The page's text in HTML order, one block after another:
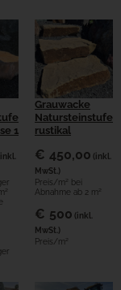
1
Grauwacke
Natursteinstufe
rustikal
€ 450,00 (inkl.
MwSt.)
Preis/m² bei
Abnahme ab 2 m²
€ 500 (inkl.
MwSt.)
Preis/m²